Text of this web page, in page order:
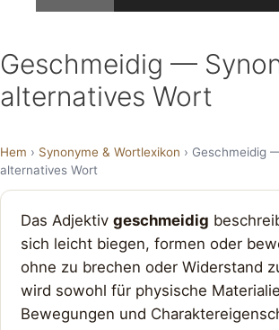
Geschmeidig —
alternatives Wort
Hem › Synonyme & Wortlexikon › Geschmeidig
alternatives Wort
Das Adjektiv geschmeidig
sich leicht biegen, formen oder
ohne zu brechen oder Widerstand
wird sowohl für physische
Bewegungen und